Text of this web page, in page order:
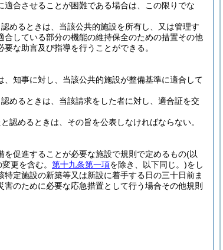
合させることが困難である場合は、この限りでな
めるときは、当該公共的施設を所有し、又は管理す
している部分の機能の維持保全のための措置その他
な助言及び指導を行うことができる。
知事に対し、当該公共的施設が整備基準に適合して
めるときは、当該請求をした者に対し、適合証を交
認めるときは、その旨を公表しなければならない。
促進することが必要な施設で規則で定めるもの(以
更を含む。 第十九条第一項を除き、以下同じ。)をし
定施設の新築等又は新設に着手する日の三十日前ま
害のために必要な応急措置として行う場合その他規則